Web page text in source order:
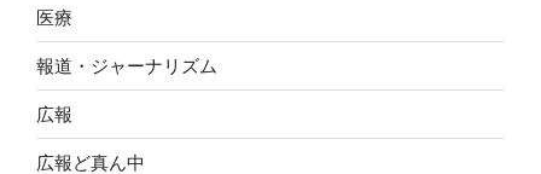
医療
報道・ジャーナリズム
広報
広報ど真ん中